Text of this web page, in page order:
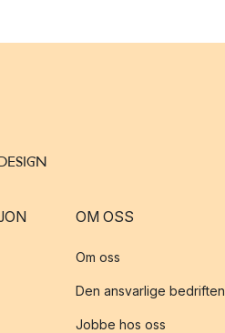
OM OSS
Om oss
Den ansvarlige bedriften
Jobbe hos oss